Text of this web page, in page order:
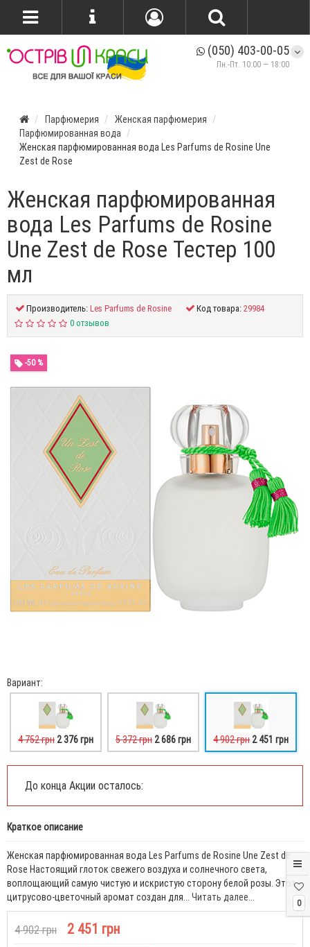
0
(050) 403-00-05
Пн.-Пт. 10:00 — 18:00
Парфюмерия
Женская парфюмерия
Парфюмированная вода
Женская парфюмированная вода Les Parfums de Rosine Une
Zest de Rose
Женская парфюмированная
вода Les Parfums de Rosine
Une Zest de Rose Тестер 100
мл
Производитель:Les Parfums de Rosine Код товара:29984
0 отзывов
-50 %
Вариант:
4 752 грн 2 376 грн 5 372 грн 2 686 грн 4 902 грн 2 451 грн
До конца Акции осталось:
Краткое описание
Женская парфюмированная вода Les Parfums de Rosine Une Zest de
Rose Настоящий глоток свежего воздуха и солнечного света,
воплощающий самую чистую и искристую сторону белой розы. Этот
цитрусово-цветочный аромат создан для... Читать далее...
4 902 грн 2 451 грн